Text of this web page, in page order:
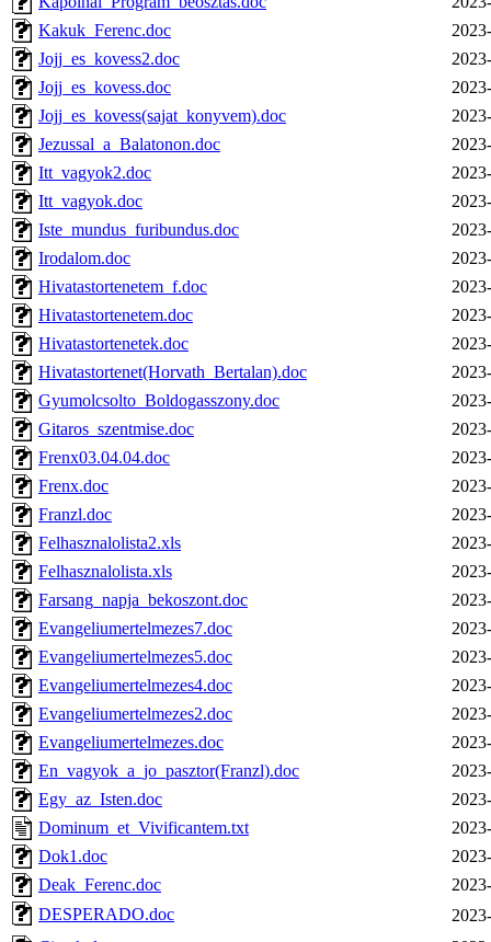
Kakuk_Ferenc.doc
Jojj_es_kovess2.doc
Jojj_es_kovess.doc
Jojj_es_kovess(sajat_konyvem).doc
Jezussal_a_Balatonon.doc
Itt_vagyok2.doc
Itt_vagyok.doc
Iste_mundus_furibundus.doc
Irodalom.doc
Hivatastortenetem_f.doc
Hivatastortenetem.doc
Hivatastortenetek.doc
Hivatastortenet(Horvath_Bertalan).doc
Gyumolcsolto_Boldogasszony.doc
Gitaros_szentmise.doc
Frenx03.04.04.doc
Frenx.doc
Franzl.doc
Felhasznalolista2.xls
Felhasznalolista.xls
Farsang_napja_bekoszont.doc
Evangeliumertelmezes7.doc
Evangeliumertelmezes5.doc
Evangeliumertelmezes4.doc
Evangeliumertelmezes2.doc
Evangeliumertelmezes.doc
En_vagyok_a_jo_pasztor(Franzl).doc
Egy_az_Isten.doc
Dominum_et_Vivificantem.txt
Dok1.doc
Deak_Ferenc.doc
DESPERADO.doc